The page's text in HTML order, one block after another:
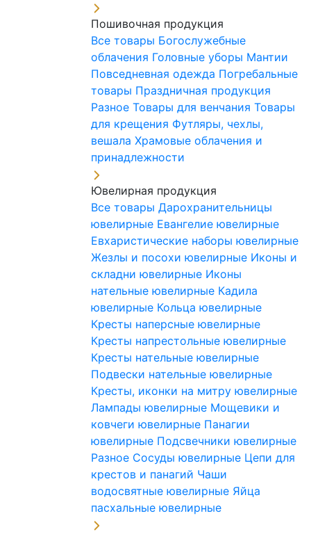
Пошивочная продукция
Все товары Богослужебные
облачения Головные уборы Мантии
Повседневная одежда Погребальные
товары Праздничная продукция
Разное Товары для венчания Товары
для крещения Футляры, чехлы,
вешала Храмовые облачения и
принадлежности
Ювелирная продукция
Все товары Дарохранительницы
ювелирные Евангелие ювелирные
Евхаристические наборы ювелирные
Жезлы и посохи ювелирные Иконы и
складни ювелирные Иконы
нательные ювелирные Кадила
ювелирные Кольца ювелирные
Кресты наперсные ювелирные
Кресты напрестольные ювелирные
Кресты нательные ювелирные
Подвески нательные ювелирные
Кресты, иконки на митру ювелирные
Лампады ювелирные Мощевики и
ковчеги ювелирные Панагии
ювелирные Подсвечники ювелирные
Разное Сосуды ювелирные Цепи для
крестов и панагий Чаши
водосвятные ювелирные Яйца
пасхальные ювелирные